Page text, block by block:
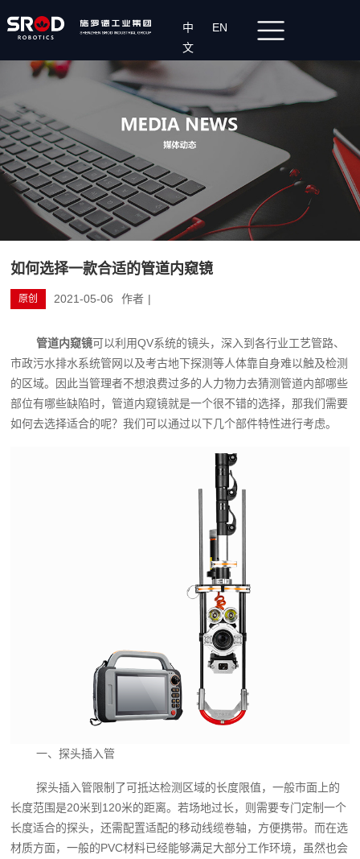
中
文
EN
如何选择一款合适的管道内窥镜
原创 2021-05-06 作者 |
管道内窥镜可以利用QV系统的镜头，深入到各行业工艺管路、
市政污水排水系统管网以及考古地下探测等人体靠自身难以触及检测
的区域。因此当管理者不想浪费过多的人力物力去猜测管道内部哪些
部位有哪些缺陷时，管道内窥镜就是一个很不错的选择，那我们需要
如何去选择适合的呢？我们可以通过以下几个部件特性进行考虑。
一、探头插入管
探头插入管限制了可抵达检测区域的长度限值，一般市面上的
长度范围是20米到120米的距离。若场地过长，则需要专门定制一个
长度适合的探头，还需配置适配的移动线缆卷轴，方便携带。而在选
材质方面，一般的PVC材料已经能够满足大部分工作环境，虽然也会